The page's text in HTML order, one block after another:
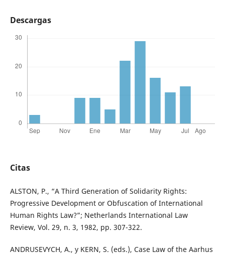
Descargas
Citas
ALSTON, P., “A Third Generation of Solidarity Rights:
Progressive Development or Obfuscation of International
Human Rights Law?”; Netherlands International Law
Review, Vol. 29, n. 3, 1982, pp. 307-322.
ANDRUSEVYCH, A., y KERN, S. (eds.), Case Law of the Aarhus